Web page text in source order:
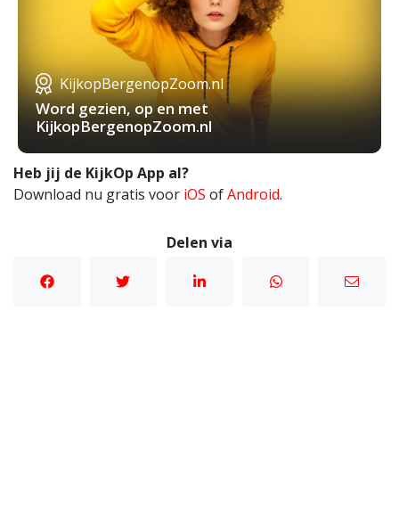
KijkopBergenopZoom.nl
Word gezien, op en met
KijkopBergenopZoom.nl
Heb jij de KijkOp App al?
Download nu gratis voor iOS ofAndroid.
Delen via